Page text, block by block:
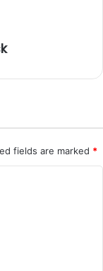
fields are marked *